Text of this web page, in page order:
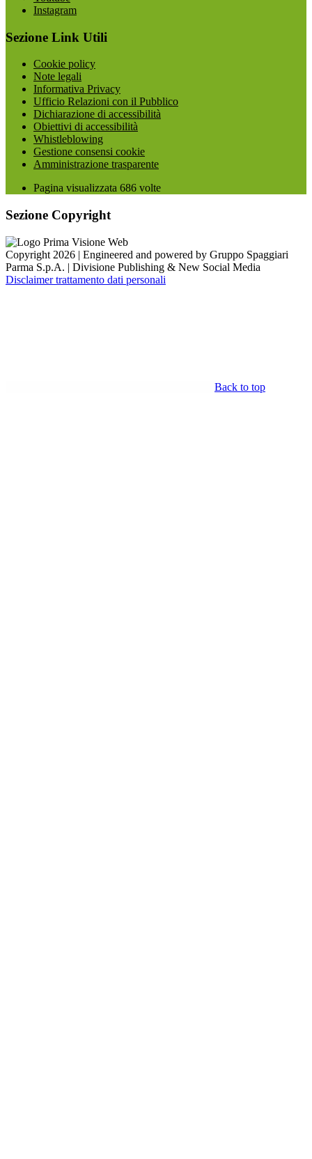
Instagram
Sezione Link Utili
Cookie policy
Note legali
Informativa Privacy
Ufficio Relazioni con il Pubblico
Dichiarazione di accessibilità
Obiettivi di accessibilità
Whistleblowing
Gestione consensi cookie
Amministrazione trasparente
Pagina visualizzata 686 volte
Sezione Copyright
Copyright 2026 | Engineered and powered by Gruppo Spaggiari
Parma S.p.A. | Divisione Publishing & New Social Media
Disclaimer trattamento dati personali
Back to top